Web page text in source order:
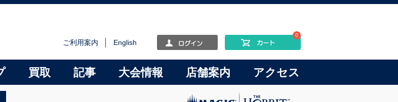
ご利用案内 English
0
買取 記事 大会情報 店舗案内 アクセス